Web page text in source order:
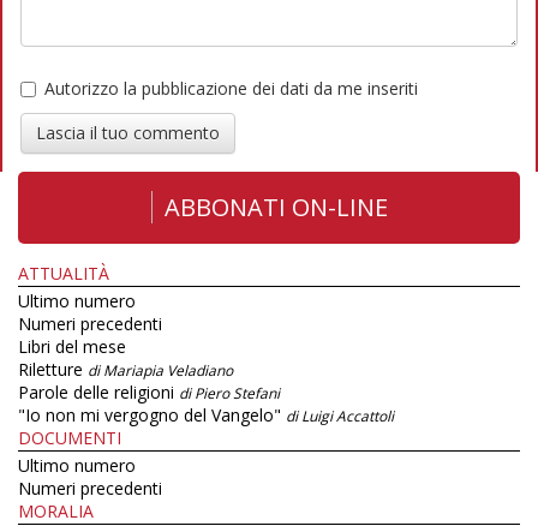
Autorizzo la pubblicazione dei dati da me inseriti
Lascia il tuo commento
ABBONATI ON-LINE
ATTUALITÀ
Ultimo numero
Numeri precedenti
Libri del mese
Riletture di Mariapia Veladiano
Parole delle religioni di Piero Stefani
"Io non mi vergogno del Vangelo" di Luigi Accattoli
DOCUMENTI
Ultimo numero
Numeri precedenti
MORALIA